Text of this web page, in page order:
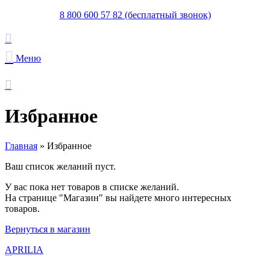
8 800 600 57 82 (бесплатный звонок)
Меню
Избранное
Главная » Избранное
Ваш список желаний пуст.
У вас пока нет товаров в списке желаний.
На странице "Магазин" вы найдете много интересных
товаров.
Вернуться в магазин
APRILIA